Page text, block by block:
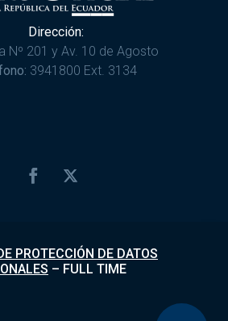
Dirección:
Nº 201 y Av. 10 de Agosto
3941800 Ext. 3134
PROTECCIÓN DE DATOS
– FULL TIME